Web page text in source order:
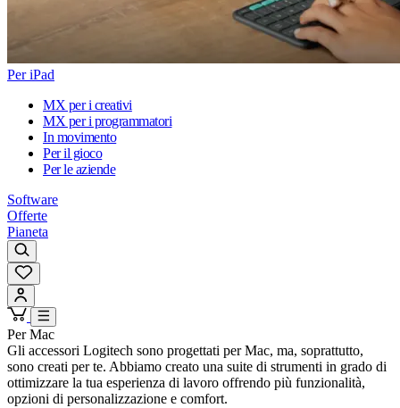
Per iPad
MX per i creativi
MX per i programmatori
In movimento
Per il gioco
Per le aziende
Software
Offerte
Pianeta
Per Mac
Gli accessori Logitech sono progettati per Mac, ma, soprattutto,
sono creati per te. Abbiamo creato una suite di strumenti in grado di
ottimizzare la tua esperienza di lavoro offrendo più funzionalità,
opzioni di personalizzazione e comfort.